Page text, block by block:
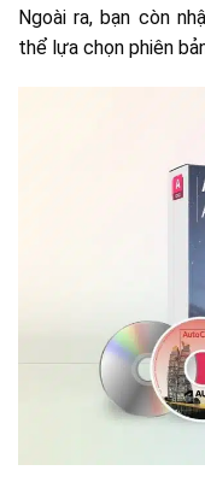
Ngoài ra, bạn còn
thể lựa chọn phiên